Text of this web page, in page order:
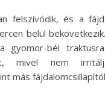
felszívódik, és a
belül
gyomor-bél
mivel nem
más